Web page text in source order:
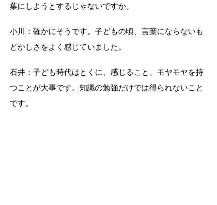
葉にしようとするじゃないですか。
小川：確かにそうです。子どもの頃、言葉にならないも
どかしさをよく感じていました。
石井：子ども時代はとくに、感じること、モヤモヤを持
つことが大事です。知識の勉強だけでは得られないこと
です。